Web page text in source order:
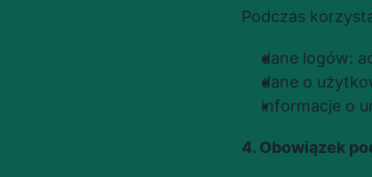
Podczas
dane logów:
dane o
informacje o
4. Obowiązek